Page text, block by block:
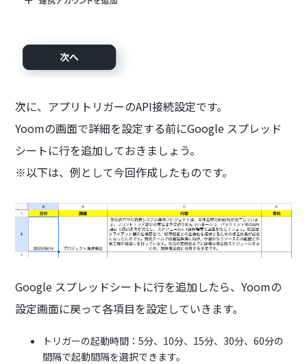
次に、アプリトリガーのAPI接続設定です。
Yoomの画面で詳細を設定する前にGoogle スプレッド
シートに行を追加しておきましょう。
※以下は、例として今回作成したものです。
Google スプレッドシートに行を追加したら、Yoomの
設定画面に戻って各項目を設定していきます。
トリガーの起動時間：5分、10分、15分、30分、60分の
間隔で起動間隔を選択できます。